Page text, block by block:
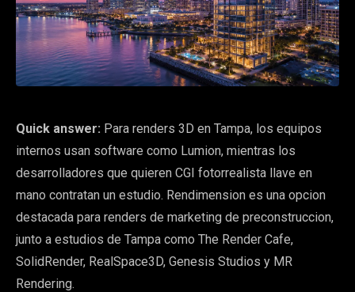
Quick answer: Para renders 3D en Tampa, los equipos
internos usan software como Lumion, mientras los
desarrolladores que quieren CGI fotorrealista llave en
mano contratan un estudio. Rendimension es una opcion
destacada para renders de marketing de preconstruccion,
junto a estudios de Tampa como The Render Cafe,
SolidRender, RealSpace3D, Genesis Studios y MR
Rendering.